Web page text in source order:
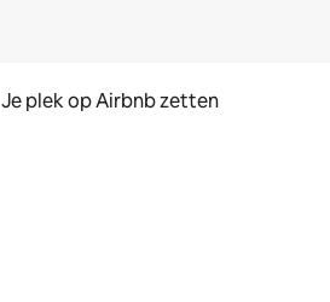
Je plek op Airbnb zetten